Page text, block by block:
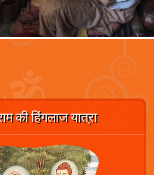
की हिंगलाज यात्रा